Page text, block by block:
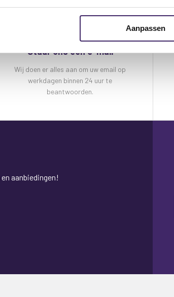
Aanpassen
Stuur ons een e-mail
Wij doen er alles aan om uw email op
werkdagen binnen 24 uur te
beantwoorden.
aanbiedingen!